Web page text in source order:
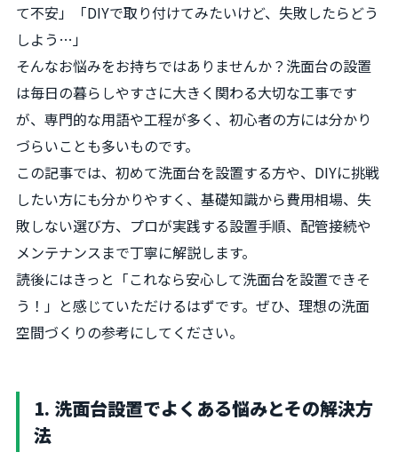
て不安」「DIYで取り付けてみたいけど、失敗したらどう
しよう…」
そんなお悩みをお持ちではありませんか？洗面台の設置
は毎日の暮らしやすさに大きく関わる大切な工事です
が、専門的な用語や工程が多く、初心者の方には分かり
づらいことも多いものです。
この記事では、初めて洗面台を設置する方や、DIYに挑戦
したい方にも分かりやすく、基礎知識から費用相場、失
敗しない選び方、プロが実践する設置手順、配管接続や
メンテナンスまで丁寧に解説します。
読後にはきっと「これなら安心して洗面台を設置できそ
う！」と感じていただけるはずです。ぜひ、理想の洗面
空間づくりの参考にしてください。
1. 洗面台設置でよくある悩みとその解決方
法